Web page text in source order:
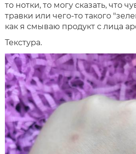
то нотки, то могу сказать, что
травки или чего-то такого
как я смываю продукт с лица
Текстура.